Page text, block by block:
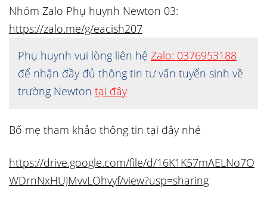
Nhóm Zalo Phụ huynh Newton 03:
https://zalo.me/g/eacish207
Phụ huynh vui lòng liên hệ Zalo: 0376953188
để nhận đầy đủ thông tin tư vấn tuyển sinh về
trường Newton tại đây
Bố mẹ tham khảo thông tin tại đây nhé
https://drive.google.com/file/d/16K1K57mAELNo7O
WDrnNxHUJMvvLOhvyf/view?usp=sharing